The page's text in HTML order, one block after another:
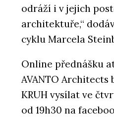
odráží i v jejich
architektuře,“
cyklu Marcela
Online přednášku
AVANTO Architects
KRUH vysílat ve
od 19h30 na